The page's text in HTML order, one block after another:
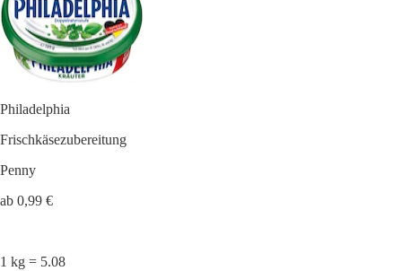
Philadelphia
Frischkäsezubereitung
Penny
ab 0,99 €
1 kg = 5.08